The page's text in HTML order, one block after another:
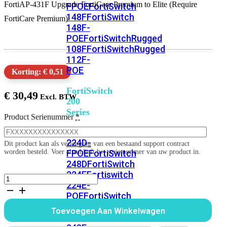
FPOEFortiSwitch
148FFortiSwitch
148F-
POEFortiSwitchRugged
108FFortiSwitchRugged
112F-
POE
FortiSwitch
200
Series
FortiSwitch
224D-
FPOEFortiSwitch
248DFortiSwitch
224EFortiswitch
224E-
POEFortiSwitch
POEFortiSwitch
FortiAP-431F Upgrade FortiCare Premium to Elite (Require
FortiCare Premium)
Korting: € 0,51
€ 30,49
Product Serienummer *
Dit product kan als verlenging van een bestaand support contract
worden besteld. Voer alstublieft het serienummer van uw product in.
FortiAP-
431F
jaar
Upgrade
FortiCare
Toevoegen Aan Winkelwagen